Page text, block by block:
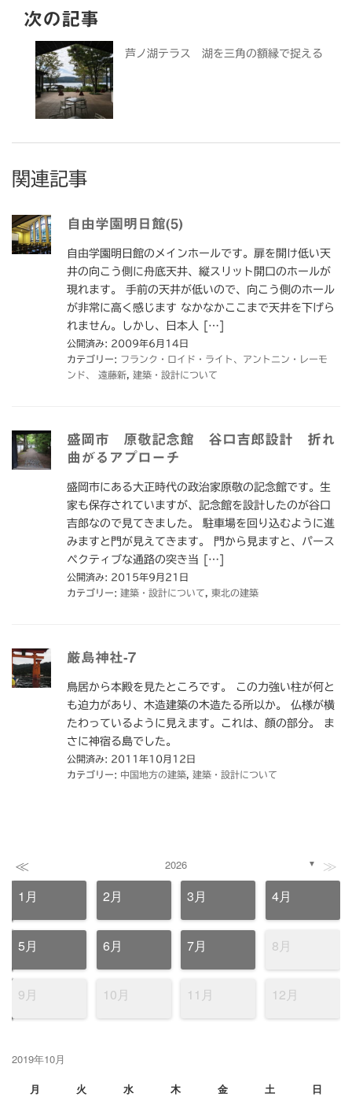
次の記事
芦ノ湖テラス 湖を三角の額縁で捉える
関連記事
自由学園明日館(5)
自由学園明日館のメインホールです。扉を開け低い天
井の向こう側に舟底天井、縦スリット開口のホールが
現れます。 手前の天井が低いので、向こう側のホール
が非常に高く感じます なかなかここまで天井を下げら
れません。しかし、日本人 […]
公開済み: 2009年6月14日
カテゴリー: フランク・ロイド・ライト、アントニン・レーモ
ンド、 遠藤新
建築・設計について
盛岡市 原敬記念館 谷口吉郎設計 折れ
曲がるアプローチ
盛岡市にある大正時代の政治家原敬の記念館です。生
家も保存されていますが、記念館を設計したのが谷口
吉郎なので見てきました。 駐車場を回り込むように進
みますと門が見えてきます。 門から見ますと、パース
ペクティブな通路の突き当 […]
公開済み: 2015年9月21日
カテゴリー: 建築・設計について 東北の建築
厳島神社-7
鳥居から本殿を見たところです。 この力強い柱が何と
も迫力があり、木造建築の木造たる所以か。 仏様が横
たわっているように見えます。これは、顔の部分。 ま
さに神宿る島でした。
公開済み: 2011年10月12日
カテゴリー: 中国地方の建築 建築・設計について
≪ 2026 ▼ ≫
1月 2月 3月 4月
5月 6月 7月 8月
9月 10月 11月 12月
2019年10月
月
火 水 木 金 土 日